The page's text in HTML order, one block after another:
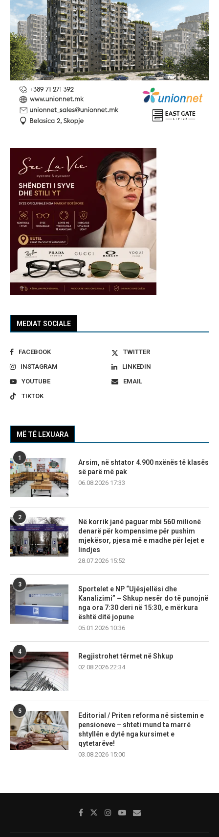
MEDIAT SOCIALE
FACEBOOK
TWITTER
INSTAGRAM
LINKEDIN
YOUTUBE
EMAIL
TIKTOK
MË TË LEXUARA
1
Arsim, në shtator 4.900 nxënës të klasës
së parë më pak
06.08.2026 17:33
2
Në korrik janë paguar mbi 560 milionë
denarë për kompensime për pushim
mjekësor, pjesa më e madhe për lejet e
lindjes
28.07.2026 15:52
3
Sportelet e NP “Ujësjellësi dhe
Kanalizimi” – Shkup nesër do të punojnë
nga ora 7:30 deri në 15:30, e mërkura
është ditë jopune
05.01.2026 10:36
4
Regjistrohet tërmet në Shkup
02.08.2026 22:34
5
Editorial / Priten reforma në sistemin e
pensioneve – shteti mund ta marrë
shtyllën e dytë nga kursimet e
qytetarëve!
03.08.2026 15:00